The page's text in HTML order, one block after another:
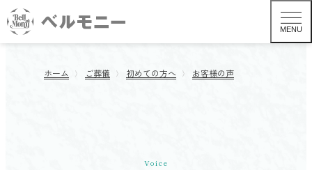
MENU
ホーム ご葬儀 初めての方へ お客様の声
Voice